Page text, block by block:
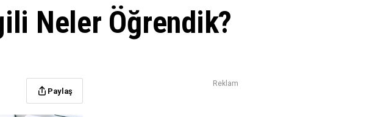
Neler Öğrendik?
Paylaş
Reklam